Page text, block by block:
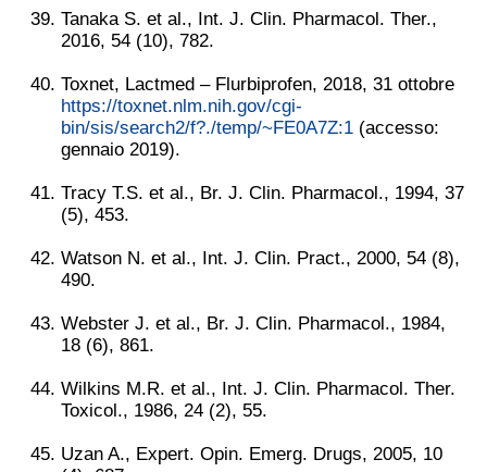
Tanaka S. et al., Int. J. Clin. Pharmacol. Ther.,
2016, 54 (10), 782.
Toxnet, Lactmed – Flurbiprofen, 2018, 31 ottobre
https://toxnet.nlm.nih.gov/cgi-
bin/sis/search2/f?./temp/~FE0A7Z:1 (accesso:
gennaio 2019).
Tracy T.S. et al., Br. J. Clin. Pharmacol., 1994, 37
(5), 453.
Watson N. et al., Int. J. Clin. Pract., 2000, 54 (8),
490.
Webster J. et al., Br. J. Clin. Pharmacol., 1984,
18 (6), 861.
Wilkins M.R. et al., Int. J. Clin. Pharmacol. Ther.
Toxicol., 1986, 24 (2), 55.
Uzan A., Expert. Opin. Emerg. Drugs, 2005, 10